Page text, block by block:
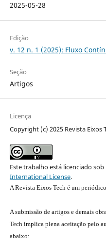
2025-05-28
Edição
v. 12 n. 1 (2025): Fluxo
Seção
Artigos
Licença
Copyright (c) 2025 Revista Eixos
Este trabalho está licenciado sob
International License.
A Revista Eixos Tech é um
A submissão de artigos e demais
Tech implica plena aceitação pelo
abaixo: